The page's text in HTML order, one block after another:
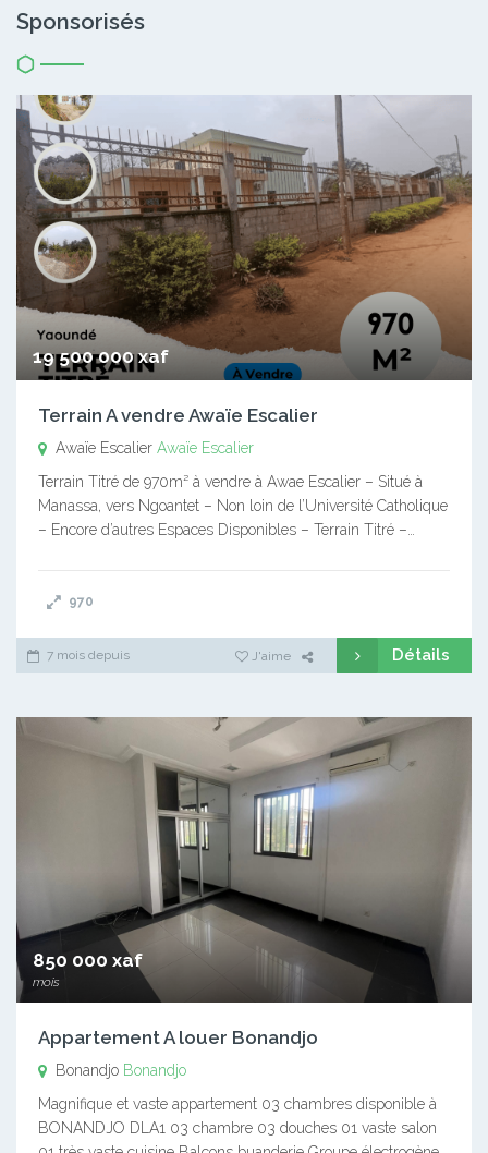
Sponsorisés
19 500 000 xaf
Terrain A vendre Awaïe Escalier
Awaïe Escalier Awaïe Escalier
Terrain Titré de 970m² à vendre à Awae Escalier – Situé à
Manassa, vers Ngoantet – Non loin de l’Université Catholique
– Encore d’autres Espaces Disponibles – Terrain Titré –…
970
7 mois depuis J'aime Détails
850 000 xaf
mois
Appartement A louer Bonandjo
Bonandjo Bonandjo
Magnifique et vaste appartement 03 chambres disponible à
BONANDJO DLA1 03 chambre 03 douches 01 vaste salon